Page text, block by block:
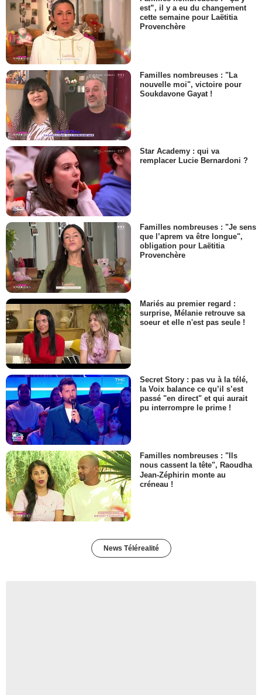
est”, il y a eu du changement
cette semaine pour Laëtitia
Provenchère
Familles nombreuses : "La
nouvelle moi", victoire pour
Soukdavone Gayat !
Star Academy : qui va
remplacer Lucie Bernardoni ?
Familles nombreuses : "Je sens
que l’aprem va être longue",
obligation pour Laëtitia
Provenchère
Mariés au premier regard :
surprise, Mélanie retrouve sa
soeur et elle n'est pas seule !
Secret Story : pas vu à la télé,
la Voix balance ce qu’il s’est
passé "en direct" et qui aurait
pu interrompre le prime !
Familles nombreuses : "Ils
nous cassent la tête", Raoudha
Jean-Zéphirin monte au
créneau !
News Télérealité